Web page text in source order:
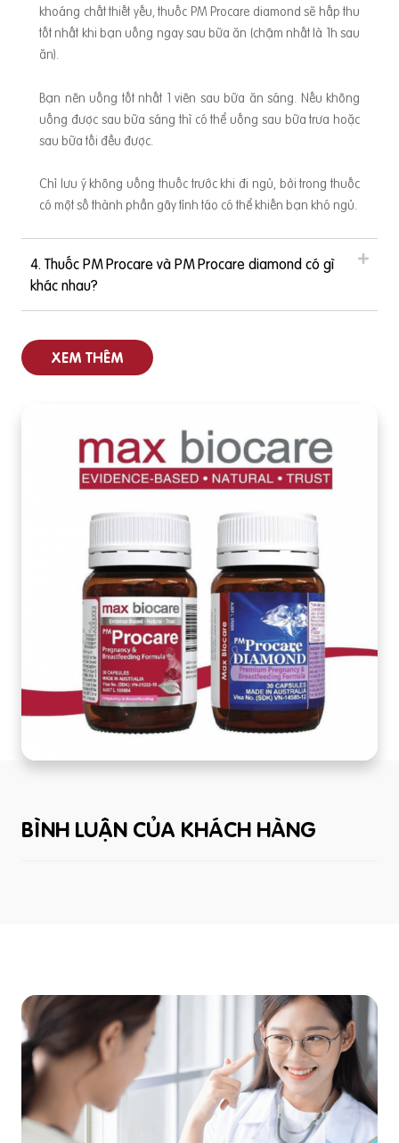
khoáng chất thiết yếu, thuốc PM Procare diamond sẽ hấp thu
tốt nhất khi bạn uống ngay sau bữa ăn (chậm nhất là 1h sau
ăn).
Bạn nên uống tốt nhất 1 viên sau bữa ăn sáng. Nếu không
uống được sau bữa sáng thì có thể uống sau bữa trưa hoặc
sau bữa tối đều được.
Chỉ lưu ý không uống thuốc trước khi đi ngủ, bởi trong thuốc
có một số thành phần gây tỉnh táo có thể khiến bạn khó ngủ.
4. Thuốc PM Procare và PM Procare diamond có gì
khác nhau?
XEM THÊM
BÌNH LUẬN CỦA KHÁCH HÀNG